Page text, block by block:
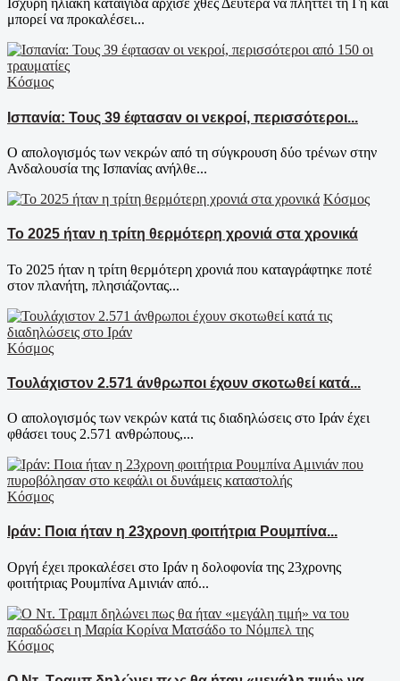
Ισχυρή ηλιακή καταιγίδα άρχισε χθες Δευτέρα να πλήττει τη Γη και
μπορεί να προκαλέσει...
Κόσμος
Ισπανία: Τους 39 έφτασαν οι νεκροί, περισσότεροι...
Ο απολογισμός των νεκρών από τη σύγκρουση δύο τρένων στην
Ανδαλουσία της Ισπανίας ανήλθε...
Κόσμος
Το 2025 ήταν η τρίτη θερμότερη χρονιά στα χρονικά
Το 2025 ήταν η τρίτη θερμότερη χρονιά που καταγράφτηκε ποτέ
στον πλανήτη, πλησιάζοντας...
Κόσμος
Τουλάχιστον 2.571 άνθρωποι έχουν σκοτωθεί κατά...
Ο απολογισμός των νεκρών κατά τις διαδηλώσεις στο Ιράν έχει
φθάσει τους 2.571 ανθρώπους,...
Κόσμος
Ιράν: Ποια ήταν η 23χρονη φοιτήτρια Ρουμπίνα...
Oργή έχει προκαλέσει στο Ιράν η δολοφονία της 23χρονης
φοιτήτριας Ρουμπίνα Αμινιάν από...
Κόσμος